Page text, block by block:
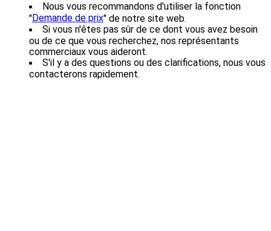
Nous vous recommandons d'utiliser la fonction
"Demande de prix" de notre site web.
Si vous n'êtes pas sûr de ce dont vous avez besoin
ou de ce que vous recherchez, nos représentants
commerciaux vous aideront.
S'il y a des questions ou des clarifications, nous vous
contacterons rapidement.